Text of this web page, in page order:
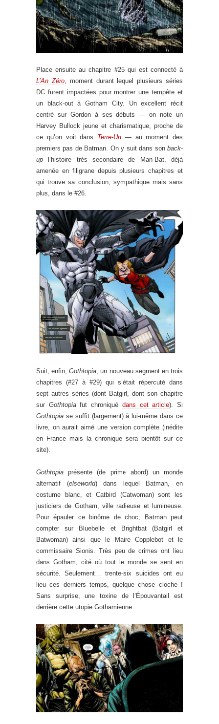
Place ensuite au chapitre #25 qui est connecté à
L’An Zéro, moment durant lequel plusieurs séries
DC furent impactées pour montrer une tempête et
un black-out à Gotham City. Un excellent récit
centré sur Gordon à ses débuts — on note un
Harvey Bullock jeune et charismatique, proche de
ce qu’on voit dans Terre-Un — au moment des
premiers pas de Batman. On y suit dans son back-
up l’histoire très secondaire de Man-Bat, déjà
amenée en filigrane depuis plusieurs chapitres et
qui trouve sa conclusion, sympathique mais sans
plus, dans le #26.
Suit, enfin,Gothtopia, un nouveau segment en trois
chapitres (#27 à #29) qui s’était répercuté dans
sept autres séries (dont Batgirl, dont son chapitre
sur Gothtopiafut chroniqué dans cet article). Si
Gothtopia se suffit (largement) à lui-même dans ce
livre, on aurait aimé une version complète (inédite
en France mais la chronique sera bientôt sur ce
site).
Gothtopia présente (de prime abord) un monde
alternatif (elseworld) dans lequel Batman, en
costume blanc, et Catbird (Catwoman) sont les
justiciers de Gotham, ville radieuse et lumineuse.
Pour épauler ce binôme de choc, Batman peut
compter sur Bluebelle et Brightbat (Batgirl et
Batwoman) ainsi que le Maire Copplebot et le
commissaire Sionis. Très peu de crimes ont lieu
dans Gotham, cité où tout le monde se sent en
sécurité. Seulement… trente-six suicides ont eu
lieu ces derniers temps, quelque chose cloche !
Sans surprise, une toxine de l’Épouvantail est
derrière cette utopie Gothamienne…